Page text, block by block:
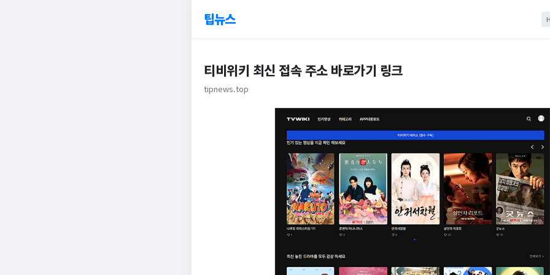
팁뉴스
티비위키 최신 접속 주소 바로가기 링크
tipnews.top